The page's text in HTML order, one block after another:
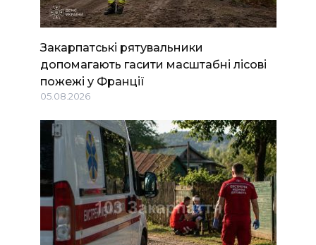
Закарпатські рятувальники
допомагають гасити масштабні лісові
пожежі у Франції
05.08.2026